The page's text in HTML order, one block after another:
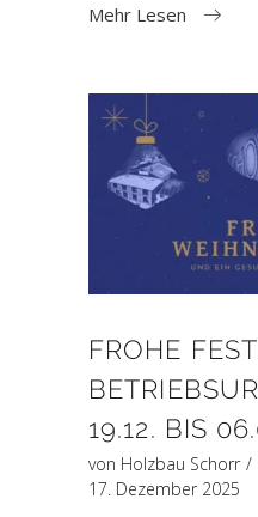
Mehr Lesen
FROHE
19.12. BIS
von Holzbau Schorr
17. Dezember 2025